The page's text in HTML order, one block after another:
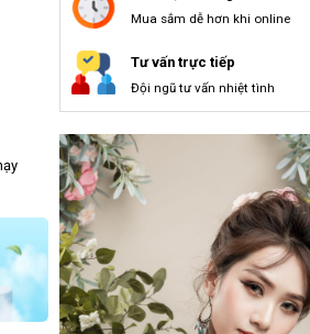
Mua sắm dễ hơn khi online
Tư vấn trực tiếp
Đội ngũ tư vấn nhiệt tình